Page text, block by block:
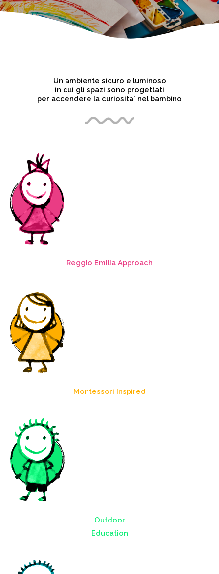
Un ambiente sicuro e luminoso
in cui gli spazi sono progettati
per accendere la curiosita' nel bambino
Reggio Emilia Approach
Montessori Inspired
Outdoor
Education